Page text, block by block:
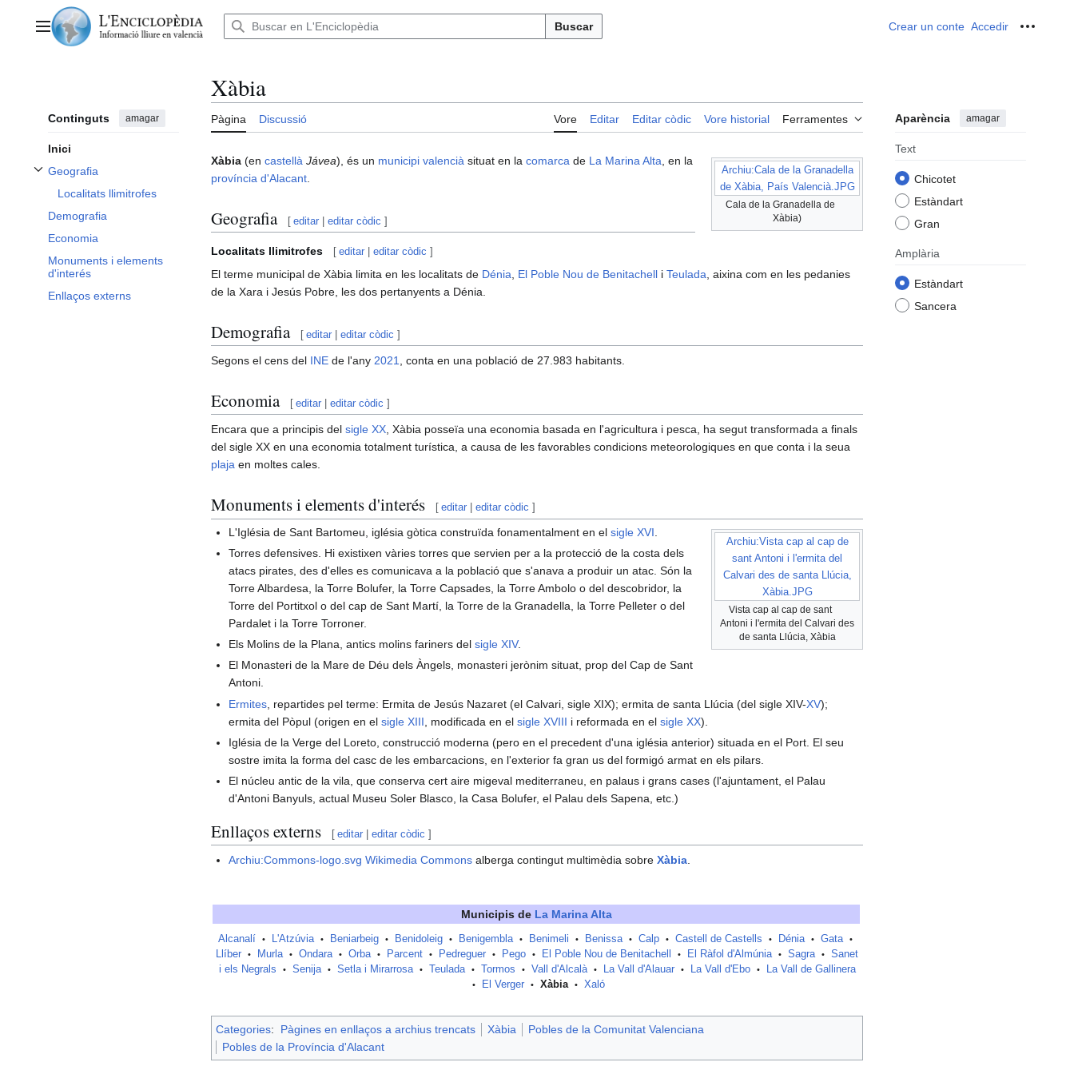
contingutMenú principal Buscar Crear un conte Accedir
Continguts amagar
Inici
Geografia
Alternar subsecció Geografia
Localitats llimitrofes
Demografia
Economia
Monuments i elements
d'interés
Enllaços externs
Xàbia
Pàgina Discussió Vore Editar Editar còdic Vore historial Ferramentes Aparència amagar
Text
Chicotet
Estàndart
Gran
Amplària
Estàndart
Sancera
Archiu:Cala de la Granadella
de Xàbia, País Valencià.JPG
Cala de la Granadella de
Xàbia)
Xàbia (en castellà Jávea), és un municipi valencià situat en la comarca de La Marina Alta , en la
província d'Alacant
Geografia [ editar |editar còdic ]
Localitats llimitrofes [ editar |editar còdic ]
El terme municipal de Xàbia limita en les localitats de Dénia, El Poble Nou de Benitachell i Teulada, aixina com en les pedanies
de la Xara i Jesús Pobre, les dos pertanyents a Dénia.
Demografia [ editar |editar còdic ]
Segons el cens del INE de l'any 2021, conta en una població de 27.983 habitants.
Economia [ editar |editar còdic ]
Encara que a principis del sigle XX, Xàbia posseïa una economia basada en l'agricultura i pesca, ha segut transformada a finals
del sigle XX en una economia totalment turística, a causa de les favorables condicions meteorologiques en que conta i la seua
plaja en moltes cales.
Monuments i elements d'interés [ editar |editar còdic ]
Archiu:Vista cap al cap de
sant Antoni i l'ermita del
Calvari des de santa Llúcia,
Xàbia.JPG
Vista cap al cap de sant
Antoni i l'ermita del Calvari des
de santa Llúcia, Xàbia
L'Iglésia de Sant Bartomeu, iglésia gòtica construïda fonamentalment en elsigle XVI
Torres defensives. Hi existixen vàries torres que servien per a la protecció de la costa dels
atacs pirates, des d'elles es comunicava a la població que s'anava a produir un atac. Són la
Torre Albardesa, la Torre Bolufer, la Torre Capsades, la Torre Ambolo o del descobridor, la
Torre del Portitxol o del cap de Sant Martí, la Torre de la Granadella, la Torre Pelleter o del
Pardalet i la Torre Torroner.
Els Molins de la Plana, antics molins fariners delsigle XIV.
El Monasteri de la Mare de Déu dels Àngels, monasteri jerònim situat, prop del Cap de Sant
Antoni.
Ermites , repartides pel terme: Ermita de Jesús Nazaret (el Calvari, sigle XIX); ermita de santa Llúcia (del sigle XIV-XV);
ermita del Pòpul (origen en elsigle XIII , modificada en elsigle XVIII i reformada en elsigle XX).
Iglésia de la Verge del Loreto, construcció moderna (pero en el precedent d'una iglésia anterior) situada en el Port. El seu
sostre imita la forma del casc de les embarcacions, en l'exterior fa gran us del formigó armat en els pilars.
El núcleu antic de la vila, que conserva cert aire migeval mediterraneu, en palaus i grans cases (l'ajuntament, el Palau
d'Antoni Banyuls, actual Museu Soler Blasco, la Casa Bolufer, el Palau dels Sapena, etc.)
Enllaços externs [ editar |editar còdic ]
Archiu:Commons-logo.svg Wikimedia Commons alberga contingut multimèdia sobreXàbia.
Municipis de La Marina Alta
Alcanalí • L'Atzúvia • Beniarbeig • Benidoleig • Benigembla • Benimeli • Benissa • Calp • Castell de Castells • Dénia • Gata •
Llíber • Murla • Ondara • Orba • Parcent • Pedreguer • Pego • El Poble Nou de Benitachell • El Ràfol d'Almúnia • Sagra •
Sanet
i els Negrals
• Senija • Setla i Mirarrosa • Teulada • Tormos • Vall d'Alcalà • La Vall d'Alauar • La Vall d'Ebo • La Vall de Gallinera
• El Verger • Xàbia • Xaló
Categories: Pàgines en enllaços a archius trencats Xàbia
Pobles de la Comunitat Valenciana
Pobles de la Província d'Alacant